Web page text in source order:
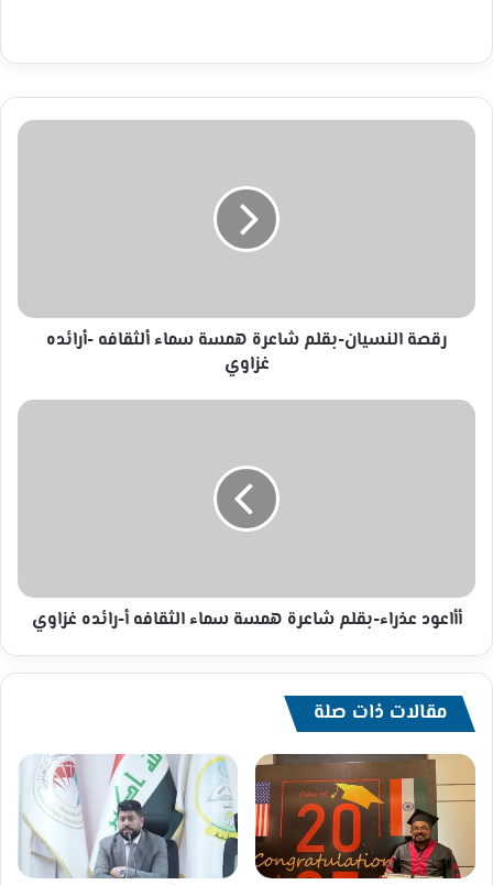
رقصة
غزاوي
رقصة النسيان-بقلم شاعرة همسة سماء ألثقافه -أرائده
غزاوي
أأاعود
رائده
غزاوي
أأاعود عذراء-بقلم شاعرة همسة سماء الثقافه أ-رائده غزاوي
مقالات ذات صلة